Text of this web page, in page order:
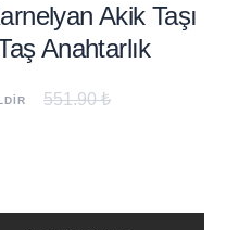
Akik Taşı
Anahtarlık
551.90 ₺